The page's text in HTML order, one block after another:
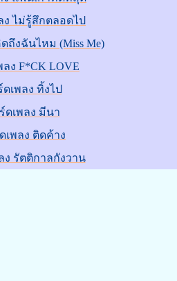
ง ไม่รู้สึกตลอดไป
ถึงฉันไหม (Miss Me)
ลง F*CK LOVE
เพลง ทิ้งไป
ดเพลง มีนา
เพลง ติดค้าง
ง รัตติกาลกังวาน